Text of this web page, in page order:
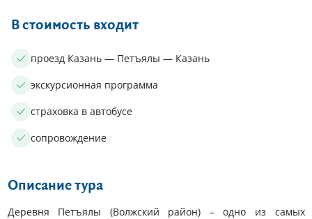
В стоимость входит
проезд Казань — Петъялы — Казань
экскурсионная программа
страховка в автобусе
сопровождение
Описание тура
Деревня Петъялы (Волжский район) – одно из самых